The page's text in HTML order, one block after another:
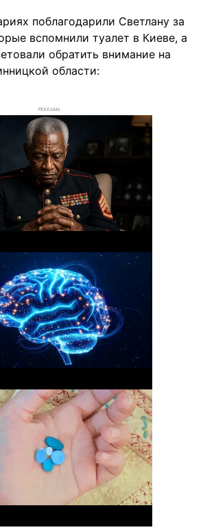
поблагодарили Светлану за
вспомнили туалет в Киеве, а
обратить внимание на
области:
РЕКЛАМА